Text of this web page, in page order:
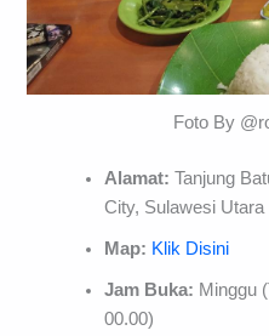
Foto By
Alamat: Tanjung
City, Sulawesi Utara
Map: Klik Disini
Jam Buka: Minggu
00.00)